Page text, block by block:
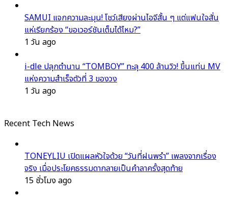
SAMUI แจกความละมุน! โชว์เสียงผ่านไอจีสั้น ๆ แต่แฟนใจสั่น
แห่เรียกร้อง “ขอเวอร์ชันเต็มได้ไหม?”
1 วัน ago
i-dle ปลุกตำนาน “TOMBOY” ทะลุ 400 ล้านวิว! ขึ้นแท่น MV
แห่งความสำเร็จตัวที่ 3 ของวง
1 วัน ago
Recent Tech News
TONEYLIU เปิดแผลหัวใจด้วย “วันที่ฝนพรำ” เพลงจากเรื่อง
จริง เมื่อประโยคธรรมดากลายเป็นคำลาครั้งสุดท้าย
15 ชั่วโมง ago